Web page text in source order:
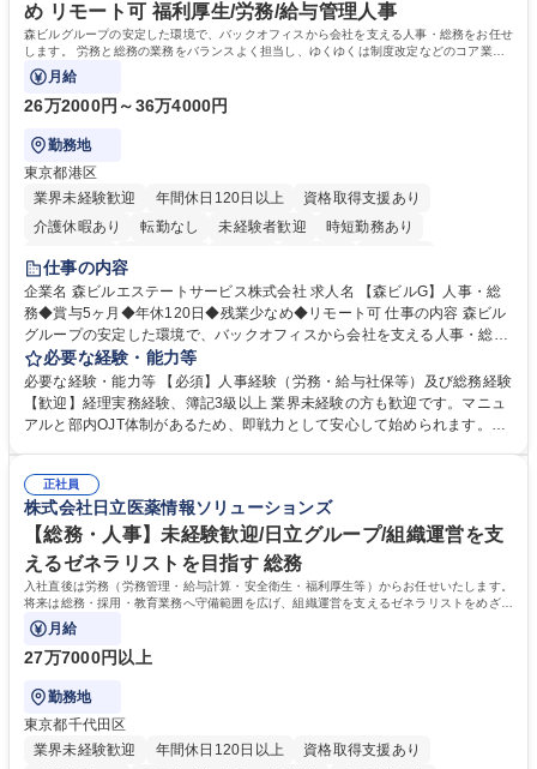
め リモート可 福利厚生/労務/給与管理人事
森ビルグループの安定した環境で、バックオフィスから会社を支える人事・総務をお任せ
します。 労務と総務の業務をバランスよく担当し、ゆくゆくは制度改定などのコア業務
にも挑戦できる、やりがいある環境です。
月給
26万2000円～36万4000円
勤務地
東京都港区
業界未経験歓迎
年間休日120日以上
資格取得支援あり
介護休暇あり
転勤なし 未経験者歓迎
時短勤務あり
経験者歓迎
完全週休2日制
交通費支給 長期歓迎 駅近5分以内 土日祝休み
仕事の内容
企業名 森ビルエステートサービス株式会社 求人名 【森ビルG】人事・総
務◆賞与5ヶ月◆年休120日◆残業少なめ◆リモート可 仕事の内容 森ビル
グループの安定した環境で、バックオフィスから会社を支える人事・総務
をお任せします。 労務と総務の業務をバランスよく担当し、ゆくゆくは制
度改定などのコア業務にも挑戦できる、やりがいある環境です。 ■勤怠管
理、給与計算、社会保険手続き、年末調整等の労務管理全般 ■入退社手続
き、社内規定の改定や人事制度改定などのコア業務 ■社内イベントの企画
でも質問・相談できる環境が整っているため、安心して成長できます。 募
集職種 【森ビルG】人事・総務◆賞与5ヶ月◆年休120日◆残業少なめ◆
リモート可
必要な経験・能力等
必要な経験・能力等 【必須】人事経験（労務・給与社保等）及び総務経験
【歓迎】経理実務経験、簿記3級以上 業界未経験の方も歓迎です。マニュ
アルと部内OJT体制があるため、即戦力として安心して始められます。
務に挑戦できるため、自身の成長と組織への貢献度をダイレクトに実感で
きます。 残業少なめ、週1日リモート可など、ワークライフバランスを保
ち長期活躍できる環境です。 「これまでの幅広い経験を活かし、長期的な
キャリアを築きたい」という前向きな意欲と挑戦を全力で応援します。 学
歴・資格 学歴：大学院 大学 高専 短大 専修学校 高校 語学力： 資格：日商
簿記検定1級 日商簿記検定2級 日商簿記検定3級
正社員
株式会社日立医薬情報ソリューションズ
【総務・人事】未経験歓迎/日立グループ/組織運営を支
えるゼネラリストを目指す 総務
入社直後は労務（労務管理・給与計算・安全衛生・福利厚生等）からお任せいたします。
将来は総務・採用・教育業務へ守備範囲を広げ、組織運営を支えるゼネラリストをめざせ
ます。
月給
27万7000円以上
勤務地
東京都千代田区
業界未経験歓迎
年間休日120日以上
資格取得支援あり